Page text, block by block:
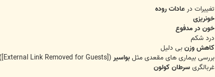
تغییرات در عادات روده
خونریزی
خون در مدفوع
درد شکم
کاهش وزنبی دلیل
بررسی بیماری های مقعدی مثلبواسیر (
[External Link Removed for Guests]
)
غربالگریسرطان کولون